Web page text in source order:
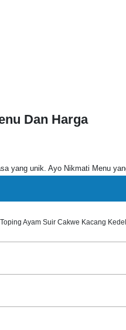
Dan Harga
yang unik. Ayo Nikmati Menu
Ayam Suir Cakwe Kacang